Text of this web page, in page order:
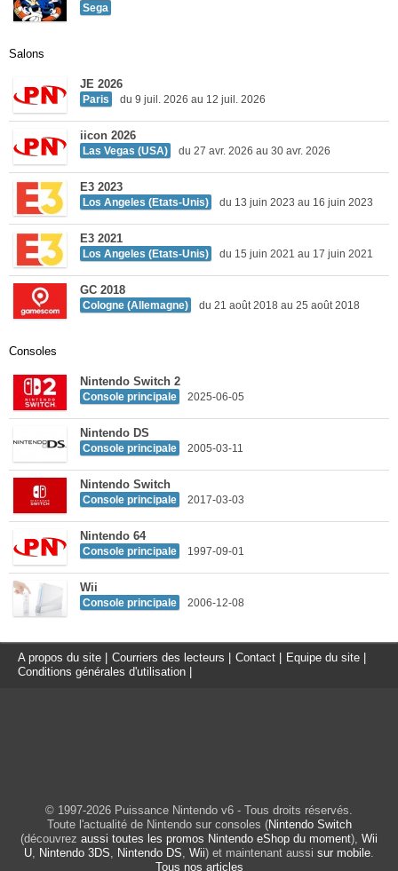
Sega
Salons
JE 2026
Paris du 9 juil. 2026 au 12 juil. 2026
iicon 2026
Las Vegas (USA) du 27 avr. 2026 au 30 avr. 2026
E3 2023
Los Angeles (Etats-Unis) du 13 juin 2023 au 16 juin 2023
E3 2021
Los Angeles (Etats-Unis) du 15 juin 2021 au 17 juin 2021
GC 2018
Cologne (Allemagne) du 21 août 2018 au 25 août 2018
Consoles
Nintendo Switch 2
Console principale 2025-06-05
Nintendo DS
Console principale 2005-03-11
Nintendo Switch
Console principale 2017-03-03
Nintendo 64
Console principale 1997-09-01
Wii
Console principale 2006-12-08
A propos du site Courriers des lecteurs Contact Equipe du site
Conditions générales d'utilisation
© 1997-2026 Puissance Nintendo v6 - Tous droits réservés.
Toute l'actualité de Nintendo sur consoles (Nintendo Switch
(découvrez aussi toutes les promos Nintendo eShop du moment), Wii
U, Nintendo 3DS, Nintendo DS, Wii) et maintenant aussi sur mobile.
Tous nos articles